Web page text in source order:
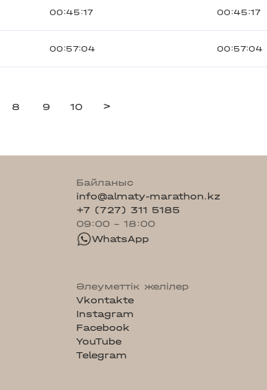
00:45:17 00:45:17
00:57:04 00:57:04
8 9 10 >
Байланыс
info@almaty-marathon.kz
+7 (727) 311 5185
09:00 - 18:00
WhatsApp
Әлеуметтік желілер
Vkontakte
Instagram
Facebook
YouTube
Telegram